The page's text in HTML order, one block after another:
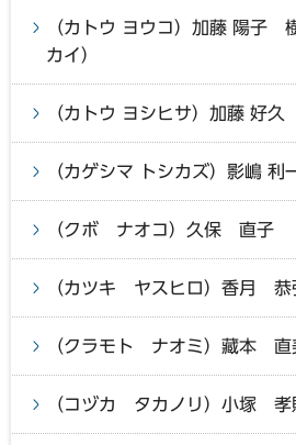
（カトウ ヨウコ）加藤 陽子
カイ）
（カトウ ヨシヒサ）加藤 好久
（カゲシマ トシカズ）影嶋
（クボ ナオコ）久保 直子
（カツキ ヤスヒロ）香月 恭
（クラモト ナオミ）藏本 直
（コヅカ タカノリ）小塚 孝